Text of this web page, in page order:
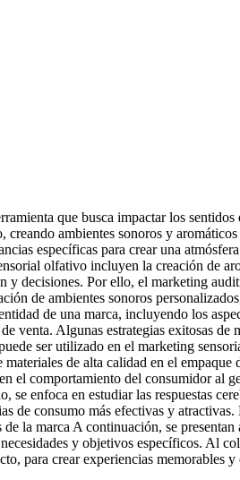
que busca impactar los
ambientes sonoros y
específicas para crear una
olfativo incluyen la creación de
y decisiones. Por ello, el marketing
de ambientes sonoros
de una marca, incluyendo los
venta. Algunas estrategias exitosas
ser utilizado en el marketing
de alta calidad en el
el comportamiento del consumidor al
se enfoca en estudiar las respuestas
de consumo más efectivas y
la marca A continuación, se
y objetivos específicos. Al
para crear experiencias memorables